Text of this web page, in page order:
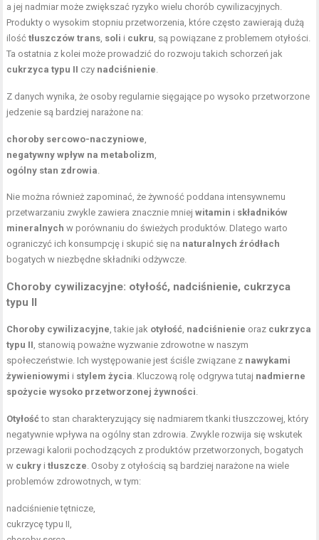
a jej nadmiar może zwiększać ryzyko wielu chorób cywilizacyjnych.
Produkty o wysokim stopniu przetworzenia, które często zawierają dużą
ilośćtłuszczów trans soli i cukru , są powiązane z problemem otyłości.
Ta ostatnia z kolei może prowadzić do rozwoju takich schorzeń jak
cukrzyca typu II czy nadciśnienie
Z danych wynika, że osoby regularnie sięgające po wysoko przetworzone
jedzenie są bardziej narażone na:
choroby sercowo-naczyniowe
negatywny wpływ na metabolizm
ogólny stan zdrowia
Nie można również zapominać, że żywność poddana intensywnemu
przetwarzaniu zwykle zawiera znacznie mniejwitamin i składników
mineralnych w porównaniu do świeżych produktów. Dlatego warto
ograniczyć ich konsumpcję i skupić się na naturalnych źródłach
bogatych w niezbędne składniki odżywcze.
Choroby cywilizacyjne: otyłość, nadciśnienie, cukrzyca
typu II
Choroby cywilizacyjne , takie jak otyłość nadciśnienie oraz cukrzyca
typu II , stanowią poważne wyzwanie zdrowotne w naszym
społeczeństwie. Ich występowanie jest ściśle związane z nawykami
żywieniowymi i stylem życia . Kluczową rolę odgrywa tutaj nadmierne
spożycie wysoko przetworzonej żywności
Otyłośćto stan charakteryzujący się nadmiarem tkanki tłuszczowej, który
negatywnie wpływa na ogólny stan zdrowia. Zwykle rozwija się wskutek
przewagi kalorii pochodzących z produktów przetworzonych, bogatych
w cukry itłuszcze . Osoby z otyłością są bardziej narażone na wiele
problemów zdrowotnych, w tym:
nadciśnienie tętnicze,
cukrzycę typu II,